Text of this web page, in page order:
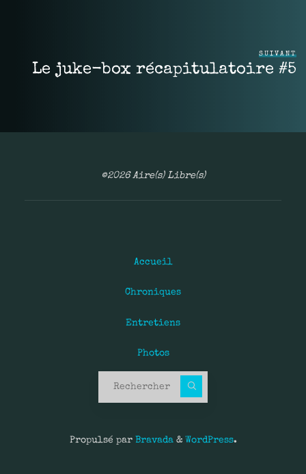
SUIVANT
Le juke-box récapitulatoire #5
©2026 Aire(s) Libre(s)
Accueil
Chroniques
Entretiens
Photos
Propulsé parBravada& WordPress.